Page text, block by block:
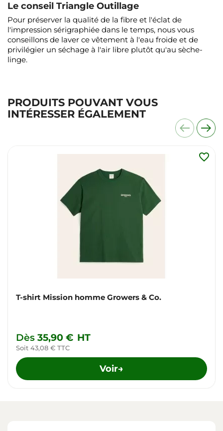
Le conseil Triangle Outillage
Pour préserver la qualité de la fibre et l'éclat de
l'impression sérigraphiée dans le temps, nous vous
conseillons de laver ce vêtement à l'eau froide et de
privilégier un séchage à l'air libre plutôt qu'au sèche-
linge.
PRODUITS POUVANT VOUS
INTÉRESSER ÉGALEMENT
T-shirt Mission homme Growers & Co.
Dès 35,90 € HT
Soit 43,08 € TTC
Voir→
favorite_border